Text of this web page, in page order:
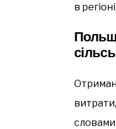
в регіоні.
словами